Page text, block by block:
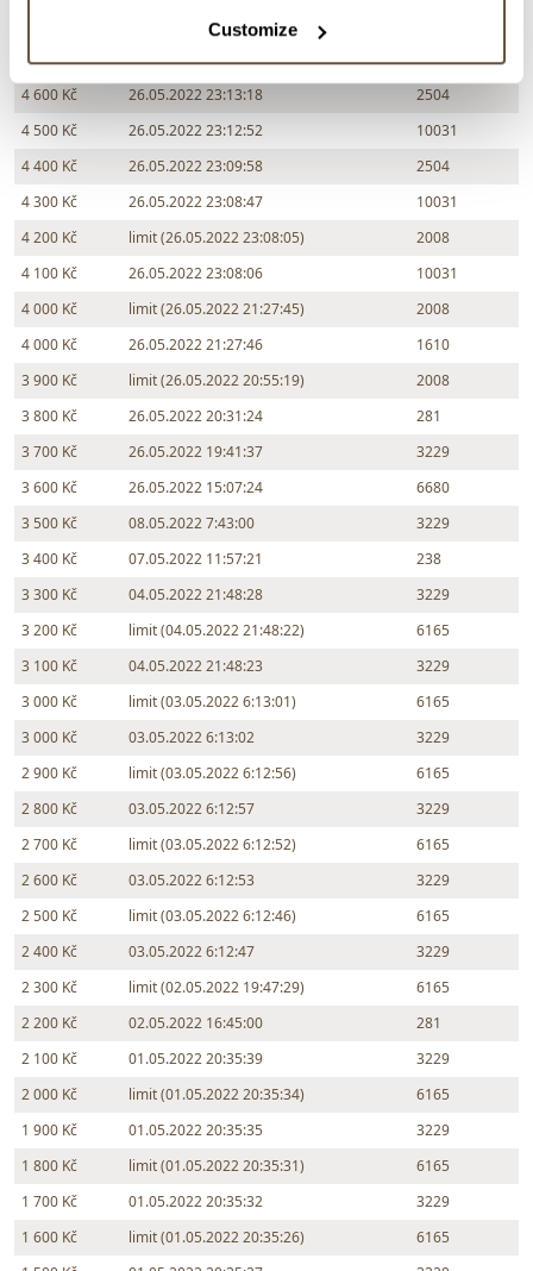
Customize
26.05.2022 23:14:49
4 700 Kč
26.05.2022 23:14:00
10031
4 600 Kč
26.05.2022 23:13:18
2504
4 500 Kč
26.05.2022 23:12:52
10031
4 400 Kč
26.05.2022 23:09:58
2504
4 300 Kč
26.05.2022 23:08:47
10031
4 200 Kč
limit (26.05.2022 23:08:05)
2008
4 100 Kč
26.05.2022 23:08:06
10031
4 000 Kč
limit (26.05.2022 21:27:45)
2008
4 000 Kč
26.05.2022 21:27:46
1610
3 900 Kč
limit (26.05.2022 20:55:19)
2008
3 800 Kč
26.05.2022 20:31:24
281
3 700 Kč
26.05.2022 19:41:37
3229
3 600 Kč
26.05.2022 15:07:24
6680
3 500 Kč
08.05.2022 7:43:00
3229
3 400 Kč
07.05.2022 11:57:21
238
3 300 Kč
04.05.2022 21:48:28
3229
3 200 Kč
limit (04.05.2022 21:48:22)
6165
3 100 Kč
04.05.2022 21:48:23
3229
3 000 Kč
limit (03.05.2022 6:13:01)
6165
3 000 Kč
03.05.2022 6:13:02
3229
2 900 Kč
limit (03.05.2022 6:12:56)
6165
2 800 Kč
03.05.2022 6:12:57
3229
2 700 Kč
limit (03.05.2022 6:12:52)
6165
2 600 Kč
03.05.2022 6:12:53
3229
2 500 Kč
limit (03.05.2022 6:12:46)
6165
2 400 Kč
03.05.2022 6:12:47
3229
2 300 Kč
limit (02.05.2022 19:47:29)
6165
2 200 Kč
02.05.2022 16:45:00
281
2 100 Kč
01.05.2022 20:35:39
3229
2 000 Kč
limit (01.05.2022 20:35:34)
6165
1 900 Kč
01.05.2022 20:35:35
3229
1 800 Kč
limit (01.05.2022 20:35:31)
6165
1 700 Kč
01.05.2022 20:35:32
3229
1 600 Kč
limit (01.05.2022 20:35:26)
6165